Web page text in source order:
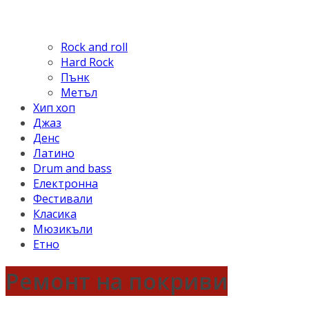
Rock and roll
Hard Rock
Пънк
Метъл
Хип хоп
Джаз
Денс
Латино
Drum and bass
Електронна
Фестивали
Класика
Мюзикъли
Етно
Ремонт на покриви